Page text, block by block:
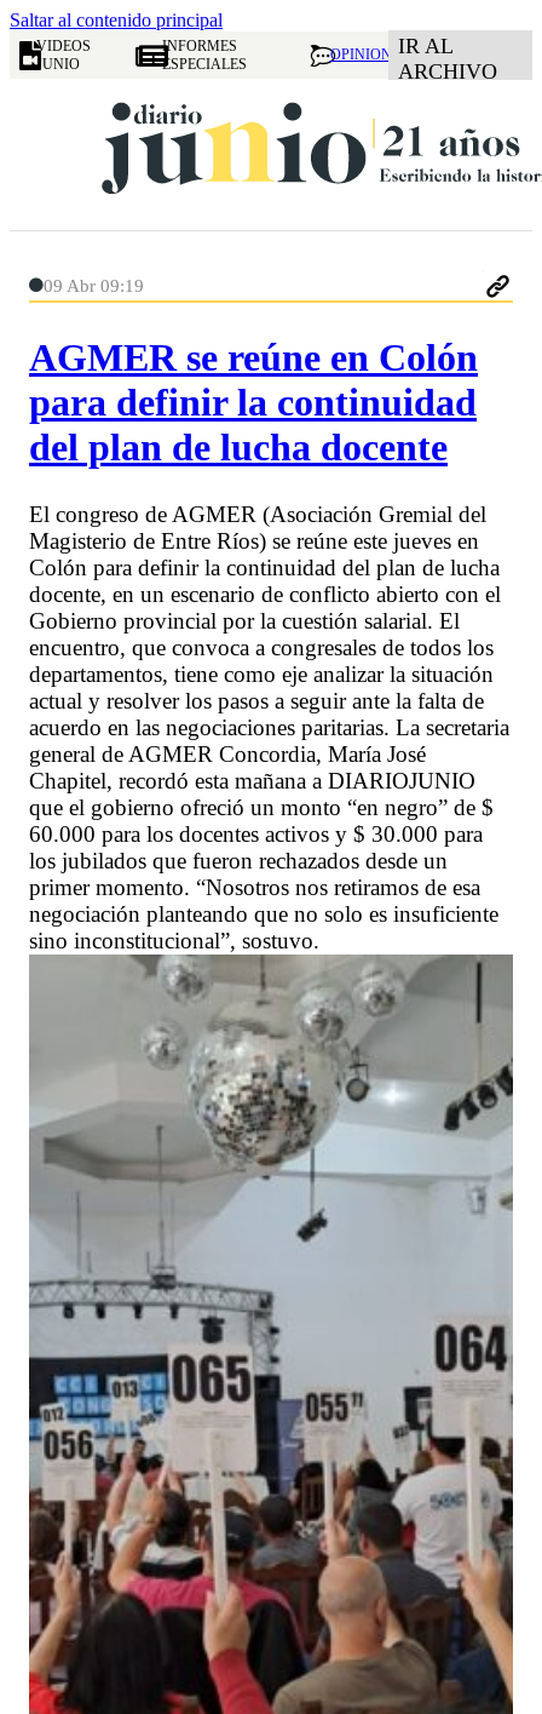
Saltar al contenido principal
VIDEOS
JUNIO
INFORMES
ESPECIALES
OPINION IR AL
ARCHIVO
09 Abr 09:19
AGMER se reúne en Colón
para definir la continuidad
del plan de lucha docente
El congreso de AGMER (Asociación Gremial del
Magisterio de Entre Ríos) se reúne este jueves en
Colón para definir la continuidad del plan de lucha
docente, en un escenario de conflicto abierto con el
Gobierno provincial por la cuestión salarial. El
encuentro, que convoca a congresales de todos los
departamentos, tiene como eje analizar la situación
actual y resolver los pasos a seguir ante la falta de
acuerdo en las negociaciones paritarias. La secretaria
general de AGMER Concordia, María José
Chapitel, recordó esta mañana a DIARIOJUNIO
que el gobierno ofreció un monto “en negro” de $
60.000 para los docentes activos y $ 30.000 para
los jubilados que fueron rechazados desde un
primer momento. “Nosotros nos retiramos de esa
negociación planteando que no solo es insuficiente
sino inconstitucional”, sostuvo.